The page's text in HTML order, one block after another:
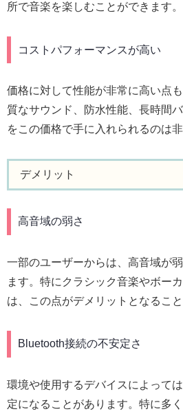
所で音楽を楽しむことができます。
コストパフォーマンスが高い
価格に対して性能が非常に高い点
質なサウンド、防水性能、長時間
をこの価格で手に入れられるのは非
デメリット
高音域の弱さ
一部のユーザーからは、高音域が
ます。特にクラシック音楽やボー
は、この点がデメリットとなること
Bluetooth接続の不安定さ
環境や使用するデバイスによって
定になることがあります。特に多